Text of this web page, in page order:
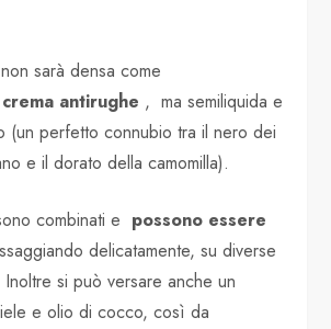
sarà densa come
crema antirughe , ma semiliquida e
(un perfetto connubio tra il nero dei
e il dorato della camomilla).
combinati e possono essere
delicatamente, su diverse
si può versare anche un
e olio di cocco, così da